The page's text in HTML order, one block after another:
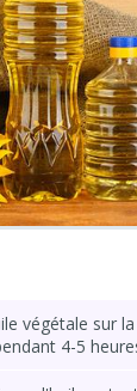
végétale sur
4-5